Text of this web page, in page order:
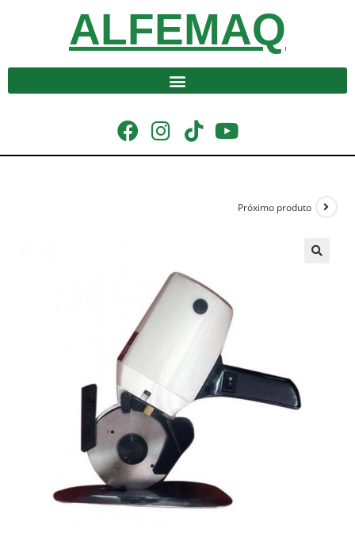
ALFEMAQ
Próximo produto